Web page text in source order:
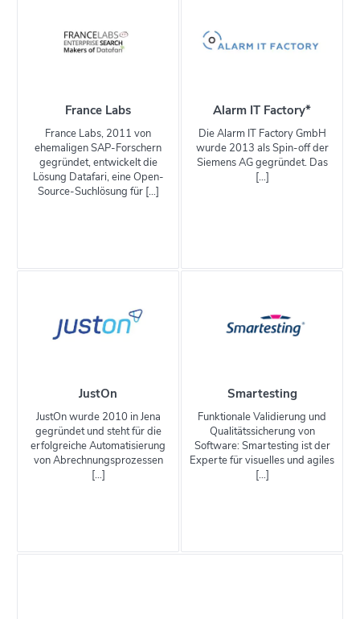
France Labs
France Labs, 2011 von
ehemaligen SAP-Forschern
gegründet, entwickelt die
Lösung Datafari, eine Open-
Source-Suchlösung für […]
Alarm IT Factory*
Die Alarm IT Factory GmbH
wurde 2013 als Spin-off der
Siemens AG gegründet. Das
[…]
JustOn
JustOn wurde 2010 in Jena
gegründet und steht für die
erfolgreiche Automatisierung
von Abrechnungsprozessen
[…]
Smartesting
Funktionale Validierung und
Qualitätssicherung von
Software: Smartesting ist der
Experte für visuelles und agiles
[…]